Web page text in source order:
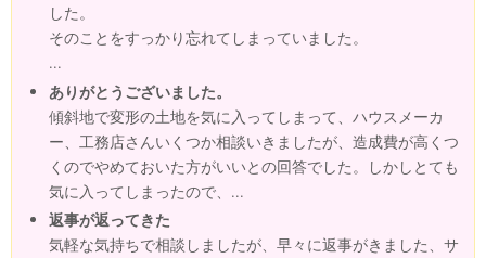
した。
そのことをすっかり忘れてしまっていました。
...
ありがとうございました。
傾斜地で変形の土地を気に入ってしまって、ハウスメーカ
ー、工務店さんいくつか相談いきましたが、造成費が高くつ
くのでやめておいた方がいいとの回答でした。しかしとても
気に入ってしまったので、...
返事が返ってきた
気軽な気持ちで相談しましたが、早々に返事がきました、サ